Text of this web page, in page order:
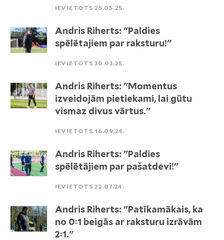
IEVIETOTS 25.05.25.
Andris Riherts: "Paldies
spēlētajiem par raksturu!"
IEVIETOTS 30.03.25.
Andris Riherts: "Momentus
izveidojām pietiekami, lai gūtu
vismaz divus vārtus."
IEVIETOTS 16.09.24.
Andris Riherts: "Paldies
spēlētājiem par pašatdevi!"
IEVIETOTS 22.07.24.
Andris Riherts: "Patīkamākais, ka
no 0:1 beigās ar raksturu izrāvām
2:1."